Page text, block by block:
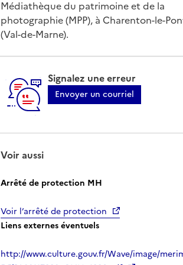
Médiathèque du patrimoine et de la
photographie (MPP), à Charenton-le-
(Val-de-Marne).
Signalez une erreur
Envoyer un courriel
Voir aussi
Arrêté de protection MH
Voir l’arrêté de protection
Liens externes éventuels
http://www.culture.gouv.fr/Wave/image/